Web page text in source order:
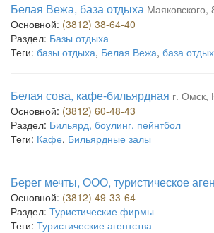
Белая Вежа, база отдыха Маяковского,
Основной: (3812) 38-64-40
Раздел: Базы отдыха
Теги: базы отдыха, Белая Вежа, база
Белая сова, кафе-бильярдная г. Омск,
Основной: (3812) 60-48-43
Раздел: Бильярд, боулинг, пейнтбол
Теги: Кафе, Бильярдные залы
Берег мечты, ООО, туристическое
Основной: (3812) 49-33-64
Раздел: Туристические фирмы
Теги: Туристические агентства